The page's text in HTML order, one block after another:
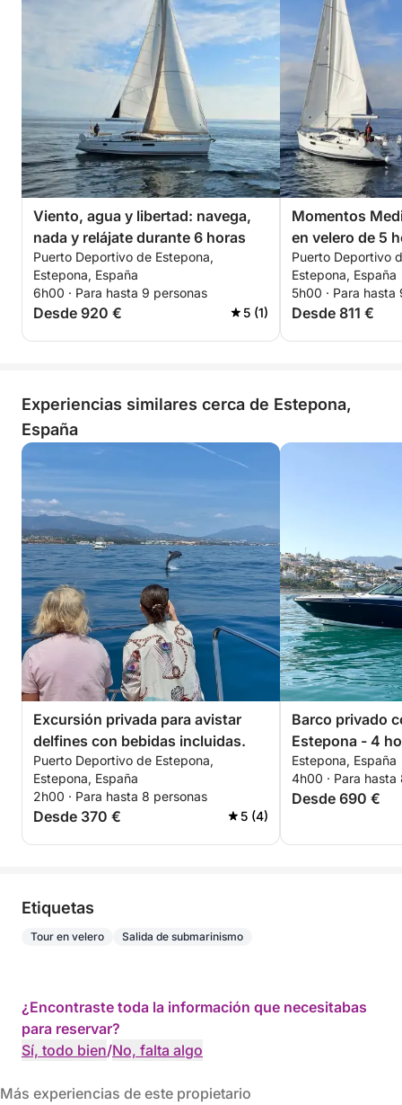
Viento, agua y libertad: navega,
nada y relájate durante 6 horas
Puerto Deportivo de Estepona,
Estepona, España
6h00 · Para hasta 9 personas
Desde 920 € 5 (1)
Momentos
en velero de 5
Puerto Deportivo
Estepona, España
5h00 · Para hasta
Desde 811 €
Experiencias similares cerca de Estepona,
España
Excursión privada para avistar
delfines con bebidas incluidas.
Puerto Deportivo de Estepona,
Estepona, España
2h00 · Para hasta 8 personas
Desde 370 € 5 (4)
Barco privado
Estepona - 4
Estepona, España
4h00 · Para hasta
Desde 690 €
Etiquetas
Tour en velero Salida de submarinismo
¿Encontraste toda la información que necesitabas
para reservar?
Sí, todo bien/No, falta algo
Más experiencias de este propietario